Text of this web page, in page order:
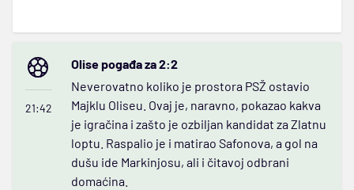
21:42
Olise pogađa za 2:2
Neverovatno koliko je prostora PSŽ ostavio
Majklu Oliseu. Ovaj je, naravno, pokazao kakva
je igračina i zašto je ozbiljan kandidat za Zlatnu
loptu. Raspalio je i matirao Safonova, a gol na
dušu ide Markinjosu, ali i čitavoj odbrani
domaćina.